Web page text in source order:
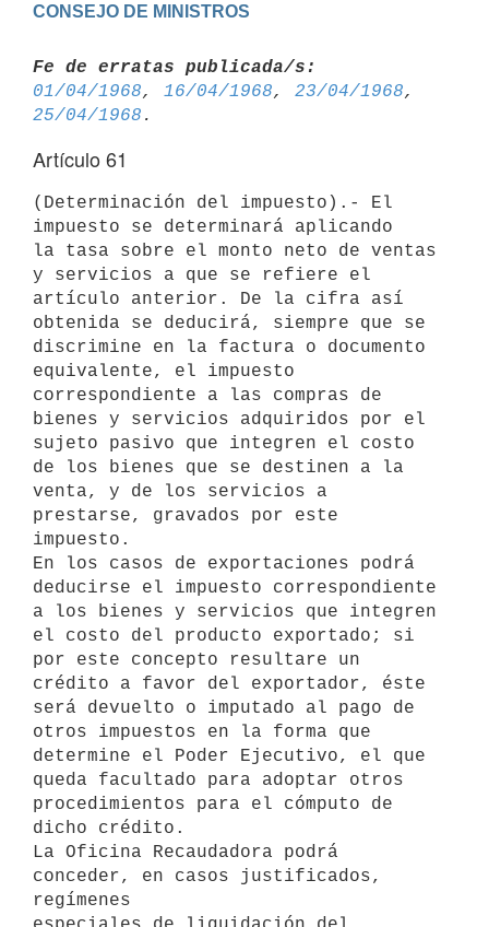
CONSEJO DE MINISTROS
Fe de erratas publicada/s:
01/04/1968, 16/04/1968, 23/04/1968
25/04/1968
Artículo 61
(Determinación del impuesto).- El
impuesto se determinará aplicando
la tasa sobre el monto neto de ventas
y servicios a que se refiere el
artículo anterior. De la cifra así
obtenida se deducirá, siempre que se
discrimine en la factura o documento
equivalente, el impuesto
correspondiente a las compras de
bienes y servicios adquiridos por el
sujeto pasivo que integren el costo
de los bienes que se destinen a la
venta, y de los servicios a
prestarse, gravados por este
impuesto.
En los casos de exportaciones podrá
deducirse el impuesto correspondiente
a los bienes y servicios que integren
el costo del producto exportado; si
por este concepto resultare un
crédito a favor del exportador, éste
será devuelto o imputado al pago de
otros impuestos en la forma que
determine el Poder Ejecutivo, el que
queda facultado para adoptar otros
procedimientos para el cómputo de
dicho crédito.
La Oficina Recaudadora podrá
conceder, en casos justificados,
regímenes